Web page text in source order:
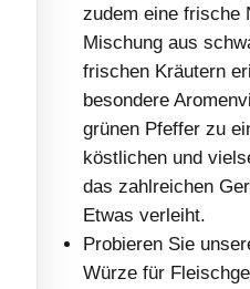
zudem eine frische
Mischung aus
frischen Kräutern
besondere
grünen Pfeffer zu
köstlichen und
das zahlreichen
Etwas verleiht.
Probieren Sie
Würze für